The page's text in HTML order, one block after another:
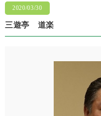
三遊亭 道楽
2020/03/30